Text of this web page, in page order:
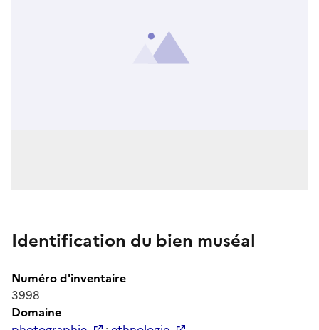
Identification du bien muséal
Numéro d'inventaire
3998
Domaine